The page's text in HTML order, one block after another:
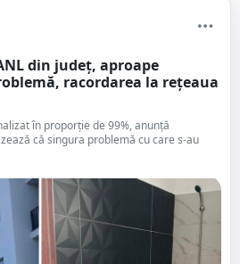
din județ, aproape
racordarea la rețeaua
în proporție de 99%, anunță
că singura problemă cu care s-au